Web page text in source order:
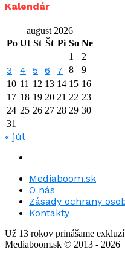
Kalendár
august 2026
Po Ut St Št Pi So Ne
1
2
3 4 5 6 7 8
9
10 11 12 13 14 15 16
17 18 19 20 21 22 23
24 25 26 27 28 29 30
31
« júl
Mediaboom.sk
O nás
Zásady ochrany
Kontakty
Už 13 rokov prinášame
Mediaboom.sk © 2013 - 2026